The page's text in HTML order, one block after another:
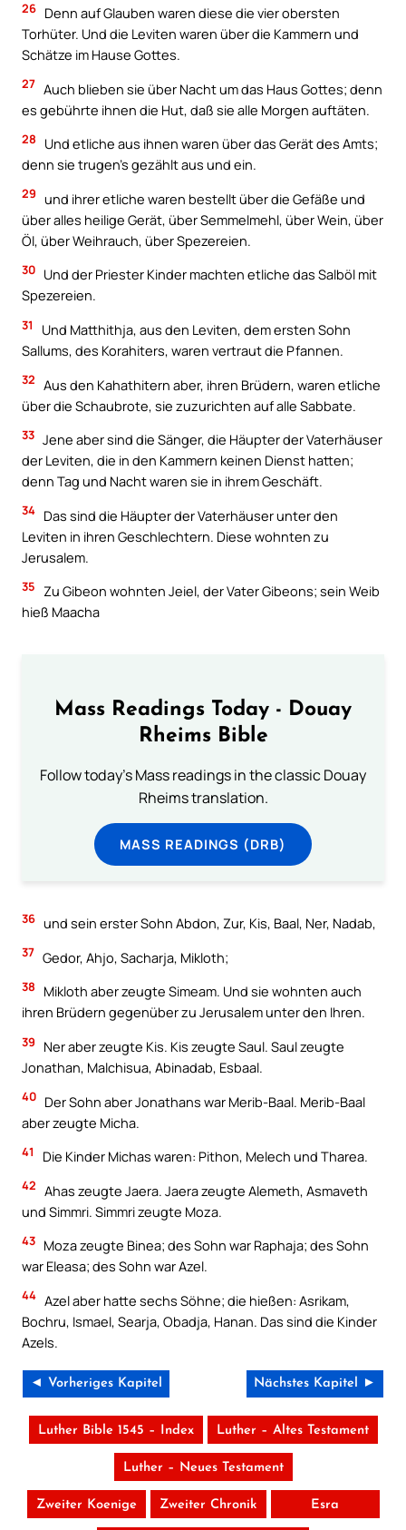
26 Denn auf Glauben waren diese die vier obersten
Torhüter. Und die Leviten waren über die Kammern und
Schätze im Hause Gottes.
27 Auch blieben sie über Nacht um das Haus Gottes; denn
es gebührte ihnen die Hut, daß sie alle Morgen auftäten.
28
Und etliche aus ihnen waren über das Gerät des Amts;
denn sie trugen’s gezählt aus und ein.
29 und ihrer etliche waren bestellt über die Gefäße und
über alles heilige Gerät, über Semmelmehl, über Wein, über
Öl, über Weihrauch, über Spezereien.
30 Und der Priester Kinder machten etliche das Salböl mit
Spezereien.
31
Und Matthithja, aus den Leviten, dem ersten Sohn
Sallums, des Korahiters, waren vertraut die Pfannen.
32 Aus den Kahathitern aber, ihren Brüdern, waren etliche
über die Schaubrote, sie zuzurichten auf alle Sabbate.
33 Jene aber sind die Sänger, die Häupter der Vaterhäuser
der Leviten, die in den Kammern keinen Dienst hatten;
denn Tag und Nacht waren sie in ihrem Geschäft.
34 Das sind die Häupter der Vaterhäuser unter den
Leviten in ihren Geschlechtern. Diese wohnten zu
Jerusalem.
35 Zu Gibeon wohnten Jeiel, der Vater Gibeons; sein Weib
hieß Maacha
Mass Readings Today - Douay
Rheims Bible
Follow today's Mass readings in the classic Douay
Rheims translation.
MASS READINGS (DRB)
36 und sein erster Sohn Abdon, Zur, Kis, Baal, Ner, Nadab,
37 Gedor, Ahjo, Sacharja, Mikloth;
38
Mikloth aber zeugte Simeam. Und sie wohnten auch
ihren Brüdern gegenüber zu Jerusalem unter den Ihren.
39
Ner aber zeugte Kis. Kis zeugte Saul. Saul zeugte
Jonathan, Malchisua, Abinadab, Esbaal.
40 Der Sohn aber Jonathans war Merib-Baal. Merib-Baal
aber zeugte Micha.
41 Die Kinder Michas waren: Pithon, Melech und Tharea.
42 Ahas zeugte Jaera. Jaera zeugte Alemeth, Asmaveth
und Simmri. Simmri zeugte Moza.
43 Moza zeugte Binea; des Sohn war Raphaja; des Sohn
war Eleasa; des Sohn war Azel.
44 Azel aber hatte sechs Söhne; die hießen: Asrikam,
Bochru, Ismael, Searja, Obadja, Hanan. Das sind die Kinder
Azels.
◄ Vorheriges Kapitel Nächstes Kapitel ►
Luther Bible 1545 – Index Luther – Altes Testament
Luther – Neues Testament
Zweiter Koenige Zweiter Chronik Esra